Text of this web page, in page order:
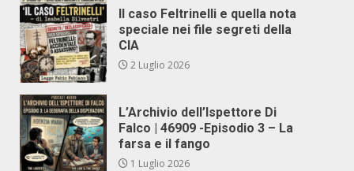
Il caso Feltrinelli e quella nota
speciale nei file segreti della
CIA
2 Luglio 2026
L’Archivio dell’Ispettore Di
Falco | 46909 -Episodio 3 – La
farsa e il fango
1 Luglio 2026